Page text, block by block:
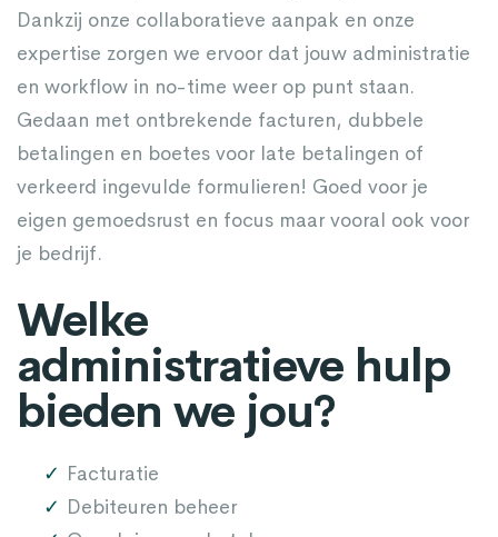
Dankzij onze collaboratieve aanpak en onze
expertise zorgen we ervoor dat jouw administratie
en workflow in no-time weer op punt staan.
Gedaan met ontbrekende facturen, dubbele
betalingen en boetes voor late betalingen of
verkeerd ingevulde formulieren! Goed voor je
eigen gemoedsrust en focus maar vooral ook voor
je bedrijf.
Welke
administratieve hulp
bieden we jou?
Facturatie
Debiteuren beheer